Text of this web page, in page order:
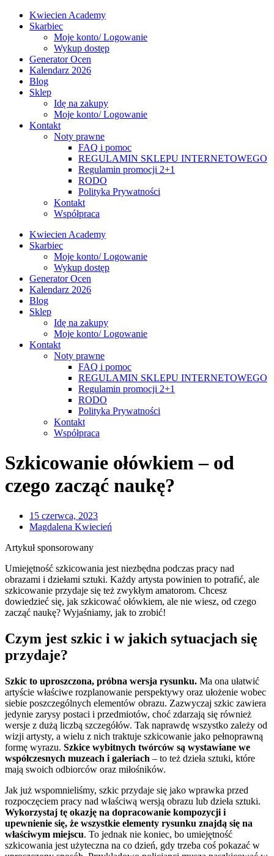
Kwiecien Academy
Skarbiec
Moje konto/ Logowanie
Wykup dostęp
Generator Ocen
Kalendarz 2026
Blog
Sklep
Idę na zakupy
Moje konto/ Logowanie
Kontakt
Noty prawne
FAQ i pomoc
REGULAMIN SKLEPU INTERNETOWEGO
Regulamin promocji 2+1
RODO
Polityka Prywatności
Kontakt
Współpraca
Kwiecien Academy
Skarbiec
Moje konto/ Logowanie
Wykup dostęp
Generator Ocen
Kalendarz 2026
Blog
Sklep
Idę na zakupy
Moje konto/ Logowanie
Kontakt
Noty prawne
FAQ i pomoc
REGULAMIN SKLEPU INTERNETOWEGO
Regulamin promocji 2+1
RODO
Polityka Prywatności
Kontakt
Współpraca
Szkicowanie ołówkiem – od
czego zacząć naukę?
15 czerwca, 2023
Magdalena Kwiecień
Artykuł sponsorowany
Umiejętność szkicowania jest niezbędna podczas pracy nad
obrazami i dziełami sztuki. Każdy artysta powinien to potrafić, ale
szkicowanie przydaje się też zwykłym amatorom. Chcesz
dowiedzieć się, jak szkicować ołówkiem, ale nie wiesz, od czego
zacząć naukę? Wyjaśniamy, jak to zrobić!
Czym jest szkic i w jakich sytuacjach się
przydaje?
Szkic to uproszczona, próbna wersja rysunku. Ma ona ułatwić
artyście właściwe rozplanowanie perspektywy oraz ułożenie wobec
siebie poszczególnych elementów obrazu. Zazwyczaj szkic zawiera
jedynie zarysy postaci i przedmiotów, choć zdarzają się również
wersje z dużą liczbą szczegółów. Tak naprawdę wszystko zależy od
wizji artysty, a wielu z nich traktuje szkicowanie jako pełnoprawną
formę wyrazu. Szkice wybitnych twórców są wystawiane we
współczesnych muzeach i galeriach – to też dzieła sztuki, które
mają swoich odbiorców oraz miłośników.
Jak już wspomnieliśmy, szkic przydaje się jako wprawka przed
rozpoczęciem pracy nad właściwą wersją obrazu lub dzieła sztuki.
Wykorzystaj tę okazję na dopracowanie kompozycji i
upewnienie się, że wszystkie elementy rysunku znajdą się na
właściwym miejscu. To jednak nie koniec, bo umiejętność
szkicowania jest użyteczna na co dzień, gdy trzeba coś pokazać w